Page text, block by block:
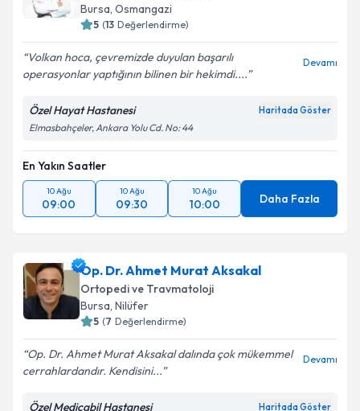
Bursa, Osmangazi
5 (13 Değerlendirme)
Volkan hoca, çevremizde duyulan başarılı
operasyonlar yaptığının bilinen bir hekimdi....
Devamı
Özel Hayat Hastanesi Haritada Göster
Elmasbahçeler, Ankara Yolu Cd. No: 44
En Yakın Saatler
10 Ağu
09:00
10 Ağu
09:30
10 Ağu
10:00 Daha Fazla
Op. Dr. Ahmet Murat Aksakal
Ortopedi ve Travmatoloji
Bursa, Nilüfer
5 (7 Değerlendirme)
Op. Dr. Ahmet Murat Aksakal dalında çok mükemmel
cerrahlardandır. Kendisini...
Devamı
Özel Medicabil Hastanesi Haritada Göster